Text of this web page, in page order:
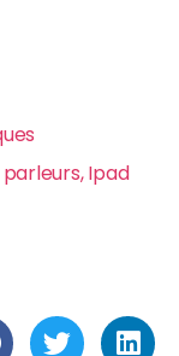
parleurs,Ipad